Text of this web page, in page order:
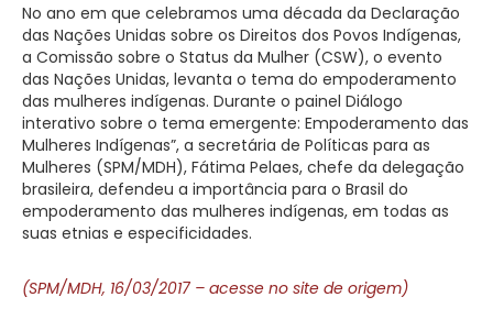
No ano em que celebramos uma década da Declaração
das Nações Unidas sobre os Direitos dos Povos Indígenas,
a Comissão sobre o Status da Mulher (CSW), o evento
das Nações Unidas, levanta o tema do empoderamento
das mulheres indígenas. Durante o painel Diálogo
interativo sobre o tema emergente: Empoderamento das
Mulheres Indígenas”, a secretária de Políticas para as
Mulheres (SPM/MDH), Fátima Pelaes, chefe da delegação
brasileira, defendeu a importância para o Brasil do
empoderamento das mulheres indígenas, em todas as
suas etnias e especificidades.
(SPM/MDH, 16/03/2017 – acesse no site de origem)